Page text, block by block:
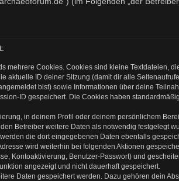
mehrere Cookies. Cookies sind kleine Textdateien,
aktuelle ID deiner Sitzung (damit dir alle
bist) sowie Informationen über deine
ID gespeichert. Die Cookies haben
in deinem Profil oder deinem persönlichem
Betreiber weitere Daten als notwendig festgelegt
die dort eingegebenen Daten ebenfalls
wird weiterhin bei folgenden Aktionen
Kontoaktivierung, Benutzer-Passwort) und
angezeigt und nicht dauerhaft gespeichert.
Daten gespeichert werden. Dazu gehören dein